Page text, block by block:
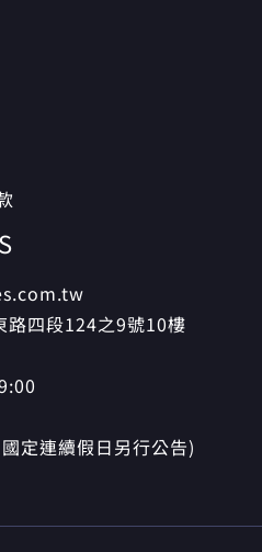
路四段124之9號10樓
定連續假日另行公告)